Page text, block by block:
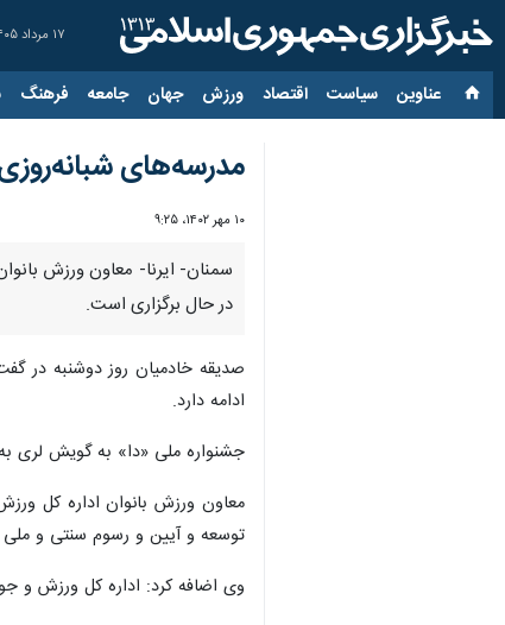
۱۷ مرداد ۱۴۰۵
عناوین‌ سیاست اقتصاد ورزش جهان جامعه فرهنگ
مدرسه‌های
۱۰ مهر ۱۴۰۲، ۹:۲۵
سمنان- ایرنا- معاون ورزش
در حال برگزاری است.
صدیقه خادمیان روز دوشنبه در
ادامه دارد.
جشنواره ملی «دا» به گویش لری
معاون ورزش بانوان اداره کل
توسعه و آیین و رسوم سنتی و ملی
وی اضافه کرد: اداره کل ورزش و